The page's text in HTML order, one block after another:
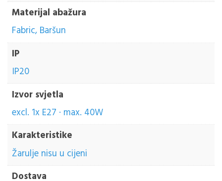
Materijal abažura
Fabric, Baršun
IP
IP20
Izvor svjetla
excl. 1x E27 · max. 40W
Karakteristike
Žarulje nisu u cijeni
Dostava